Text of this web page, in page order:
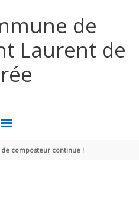
de
Laurent de
MENU
composteur continue !